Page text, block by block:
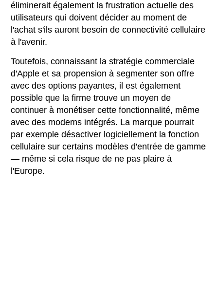
éliminerait également la frustration actuelle des
utilisateurs qui doivent décider au moment de
l'achat s'ils auront besoin de connectivité cellulaire
à l'avenir.
Toutefois, connaissant la stratégie commerciale
d'Apple et sa propension à segmenter son offre
avec des options payantes, il est également
possible que la firme trouve un moyen de
continuer à monétiser cette fonctionnalité, même
avec des modems intégrés. La marque pourrait
par exemple désactiver logiciellement la fonction
cellulaire sur certains modèles d'entrée de gamme
— même si cela risque de ne pas plaire à
l'Europe.